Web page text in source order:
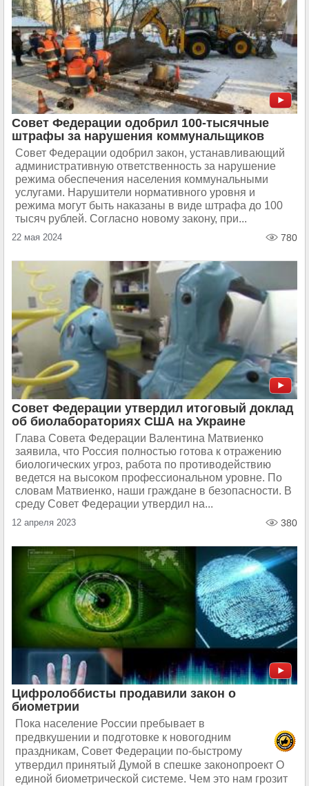
Совет Федерации одобрил 100-тысячные
штрафы за нарушения коммунальщиков
Совет Федерации одобрил закон, устанавливающий
административную ответственность за нарушение
режима обеспечения населения коммунальными
услугами. Нарушители нормативного уровня и
режима могут быть наказаны в виде штрафа до 100
тысяч рублей. Согласно новому закону, при...
22 мая 2024 780
Совет Федерации утвердил итоговый доклад
об биолабораториях США на Украине
Глава Совета Федерации Валентина Матвиенко
заявила, что Россия полностью готова к отражению
биологических угроз, работа по противодействию
ведется на высоком профессиональном уровне. По
словам Матвиенко, наши граждане в безопасности. В
среду Совет Федерации утвердил на...
12 апреля 2023 380
Цифролоббисты продавили закон о
биометрии
Пока население России пребывает в
предвкушении и подготовке к новогодним
праздникам, Совет Федерации по-быстрому
утвердил принятый Думой в спешке законопроект О
единой биометрической системе. Чем это нам грозит